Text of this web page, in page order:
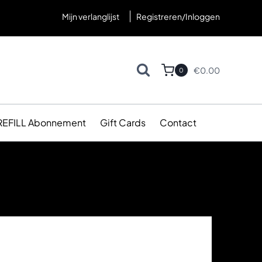
Mijn verlanglijst Registreren/Inloggen
0 €0.00
Abonnement Gift Cards Contact